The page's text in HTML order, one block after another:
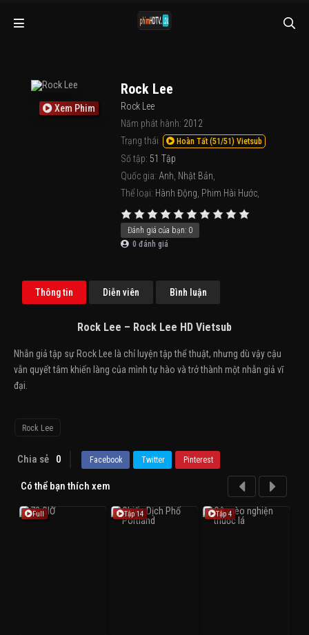
Xem Phim
Rock Lee
Rock Lee
Năm phát hành: 2012
Trạng thái
Hoàn Tất (51/51) Vietsub
Số tập: 51 Tập
Quốc gia: Anh Nhật Bản
Thể loại: Hành Động Phim Hài Hước
Đánh giá của bạn: 0
0 đánh giá
Thông tin Diễn viên Bình luận
Rock Lee – Rock Lee HD Vietsub
Nhẫn giả tập sự Rock Lee là chỉ luyện tập thể thuật, nhưng dù vậy cậu
vẫn quyết tâm khiến làng của mình tự hào và trở thành một nhẫn giả vĩ
đại.
Rock Lee
Chia sẻ 0 Facebook Twitter Pinterest
Có thể bạn thích xem
Full Tập 14 Tập 4